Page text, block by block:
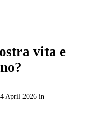
vita e
April 2026 in